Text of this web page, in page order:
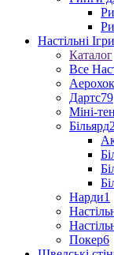
Настільні Ігри
Каталог
Все
Дартс79
Міні-
Більярд
Нарди1
Покер6